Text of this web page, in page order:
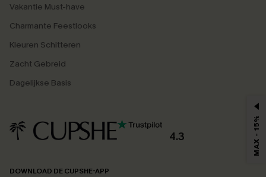
Vakantie Must-have
Charmante Feestlooks
Kleuren Schitteren
Zacht Gebreid
Dagelijkse Basis
4.3
DOWNLOAD DE CUPSHE-APP
MAX - 15%